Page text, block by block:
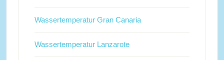
Wassertemperatur Gran Canaria
Wassertemperatur Lanzarote